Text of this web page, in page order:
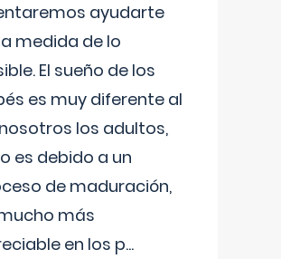
ayudarte
medida de lo
El sueño de los
es muy diferente al
los adultos,
es debido a un
de maduración,
más
en los p...